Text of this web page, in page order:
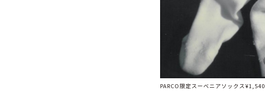
PARCO限定スーベニアソックス¥1,540